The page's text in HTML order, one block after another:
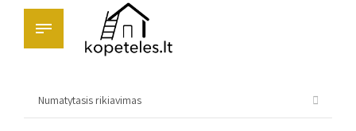
Rodomi visi rezultatai: 3